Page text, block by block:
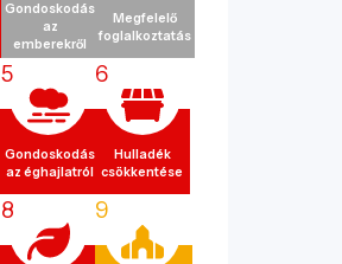
Gondoskodás
az
emberekről
Megfelelő
foglalkoztatás
5
Gondoskodás
az éghajlatról
6
Hulladék
csökkentése
8 9